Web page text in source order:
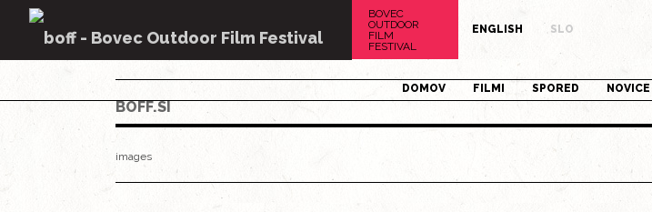
BOFF.SI
images
BOVEC
OUTDOOR
FILM
FESTIVAL
ENGLISH SLO
DOMOV FILMI SPORED NOVICE